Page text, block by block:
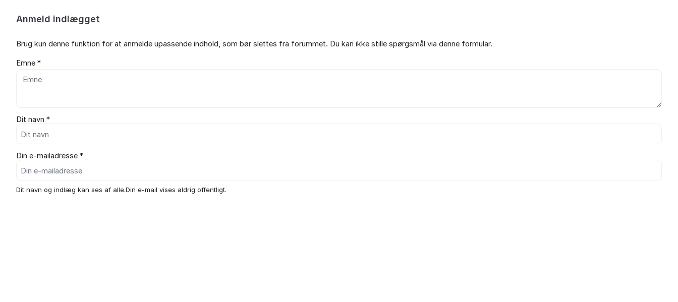
Anmeld indlægget
Brug kun denne funktion for at anmelde upassende indhold, som bør slettes fra forummet. Du kan ikke stille spørgsmål via denne formular.
Emne *
Dit navn *
Din e-mailadresse *
Dit navn og indlæg kan ses af alle.Din e-mail vises aldrig offentligt.